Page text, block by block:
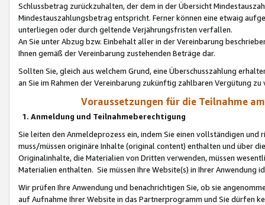
Schlussbetrag zurückzuhalten, der dem in der Übersicht
Mindestauszahlungsbetrag entspricht. Ferner können eine etwaig
unterliegen oder durch geltende Verjährungsfristen verfallen.
An Sie unter Abzug bzw. Einbehalt aller in der Vereinbarung
Ihnen gemäß der Vereinbarung zustehenden Beträge dar.
Sollten Sie, gleich aus welchem Grund, eine Überschusszahlung
an Sie im Rahmen der Vereinbarung zukünftig zahlbaren Vergütung zu
Voraussetzungen für die Teilnahme
1. Anmeldung und Teilnahmeberechtigung
Sie leiten den Anmeldeprozess ein, indem Sie einen vollständigen
muss/müssen originäre Inhalte (original content) enthalten und über
Originalinhalte, die Materialien von Dritten verwenden, müssen
Materialien enthalten. Sie müssen Ihre Website(s) in Ihrer Anwendung
Wir prüfen Ihre Anwendung und benachrichtigen Sie, ob sie
auf Aufnahme Ihrer Website in das Partnerprogramm und Sie dürfen